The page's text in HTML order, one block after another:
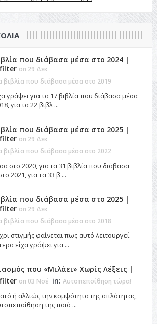
που διάβασα μέσα στο 2024 |
on 29 Δεκ
βιβλία που διάβασα μέσα στο 2019
γράψει για τα 17 βιβλία που διάβασα μέσα
για τα 22 βιβλ ...
που διάβασα μέσα στο 2025 |
on 29 Δεκ
βιβλία που διάβασα μέσα στο 2022
στο 2020, για τα 31 βιβλία που διάβασα
2021, για τα 33 β ...
που διάβασα μέσα στο 2025 |
on 29 Δεκ
βιβλία που διάβασα μέσα στο 2018
στιγμής φαίνεται πως αυτό λειτουργεί.
είχα γράψει για ...
που «Μιλάει» Χωρίς Λέξεις |
on 03 Νοέ in: Αυτοπεποίθηση τώρα!
ή αλλιώς την κομψότητα της απλότητας,
της ποιό ...